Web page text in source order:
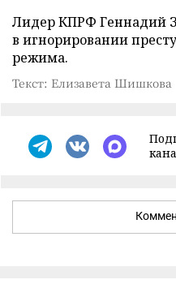
Лидер КПРФ Геннадий
в игнорировании
режима.
Текст: Елизавета Шишкова